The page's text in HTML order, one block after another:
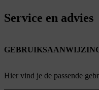
Service en advies
Hier vind je de passende